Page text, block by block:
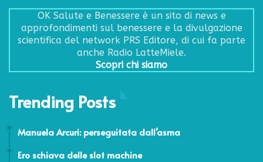
OK Salute e Benessere è un sito di news e
approfondimenti sul benessere e la divulgazione
scientifica del network PRS Editore, di cui fa parte
anche Radio LatteMiele.
Scopri chi siamo
Trending Posts
Manuela Arcuri: perseguitata dall’asma
Ero schiava delle slot machine